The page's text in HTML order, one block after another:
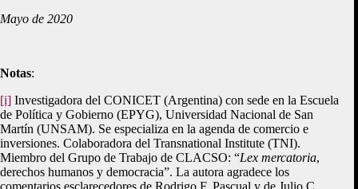
Mayo de 2020
Notas:
[i] Investigadora del CONICET (Argentina) con sede en la Escuela
de Política y Gobierno (EPYG), Universidad Nacional de San
Martín (UNSAM). Se especializa en la agenda de comercio e
inversiones. Colaboradora del Transnational Institute (TNI).
Miembro del Grupo de Trabajo de CLACSO: “Lex mercatoria,
derechos humanos y democracia”. La autora agradece los